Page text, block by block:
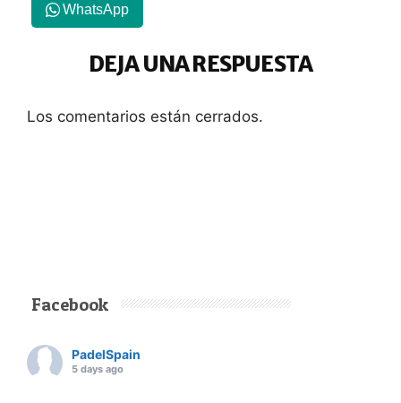
WhatsApp
DEJA UNA RESPUESTA
Los comentarios están cerrados.
Facebook
PadelSpain
5 days ago